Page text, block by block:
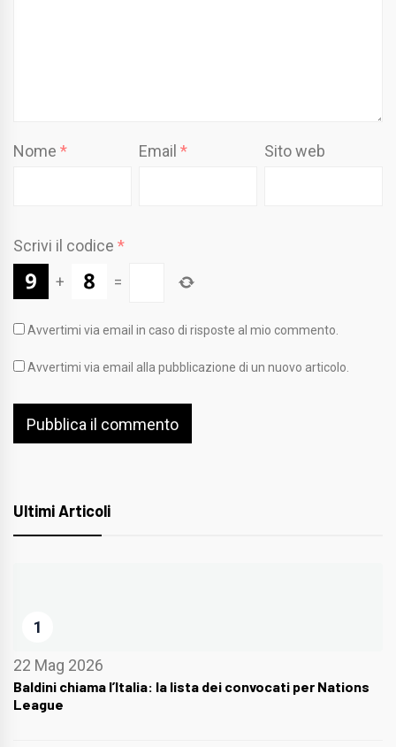
Nome * Email* Sito web
Scrivi il codice *
+
=
Avvertimi via email in caso di risposte al mio commento.
Avvertimi via email alla pubblicazione di un nuovo articolo.
Ultimi Articoli
1
22 Mag 2026
Baldini chiama l’Italia: la lista dei convocati per Nations
League